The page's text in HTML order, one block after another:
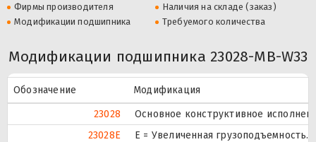
Фирмы производителя
Наличия на складе (заказ)
Модификации подшипника
Требуемого количества
Модификации подшипника 23028-MB-W33
Обозначение
Модификация
23028
Основное конструктивное
23028E
Е = Увеличенная грузоподъемность.